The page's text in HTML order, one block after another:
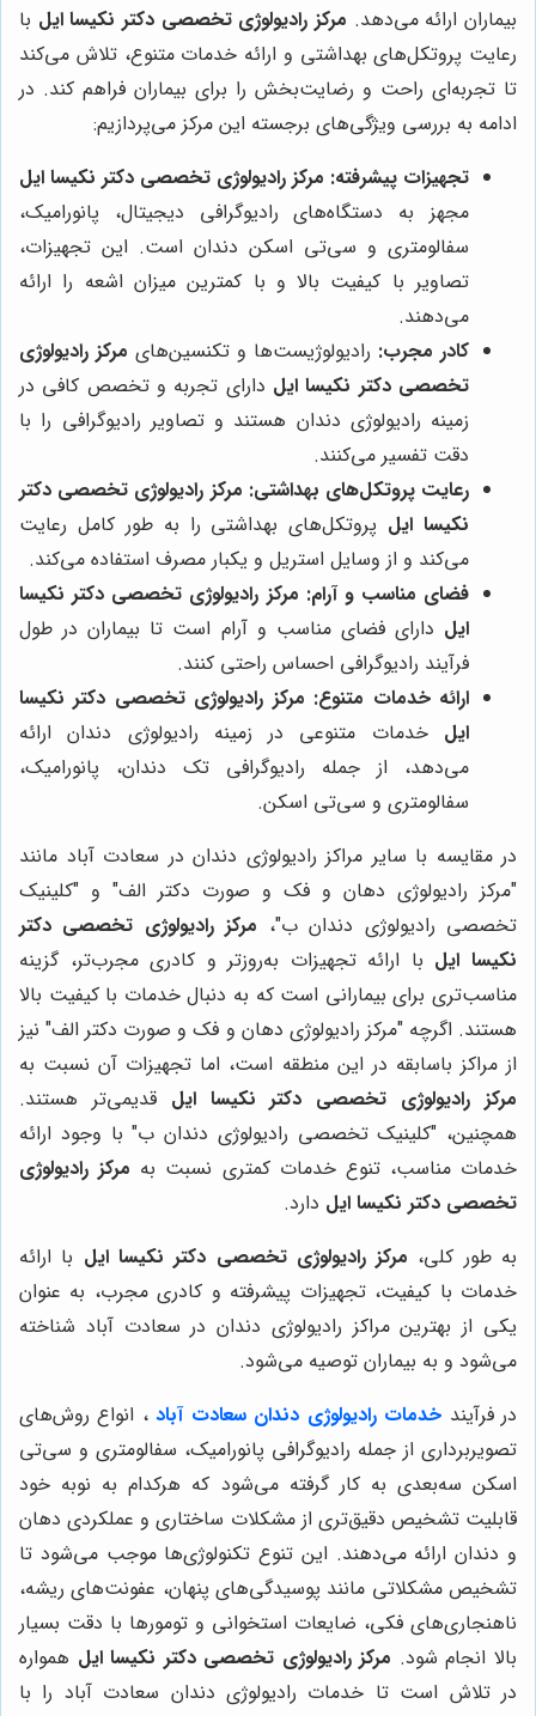
بیماران ارائه می‌دهد. مرکز رادیولوژی تخصصی دکتر نکیسا ایل با
رعایت پروتکل‌های بهداشتی و ارائه خدمات متنوع، تلاش می‌کند
تا تجربه‌ای راحت و رضایت‌بخش را برای بیماران فراهم کند. در
ادامه به بررسی ویژگی‌های برجسته این مرکز می‌پردازیم:
تجهیزات پیشرفته: مرکز رادیولوژی تخصصی دکتر نکیسا ایل
مجهز به دستگاه‌های رادیوگرافی دیجیتال، پانورامیک،
سفالومتری و سی‌تی اسکن دندان است. این تجهیزات،
تصاویر با کیفیت بالا و با کمترین میزان اشعه را ارائه
می‌دهند.
کادر مجرب: رادیولوژیست‌ها و تکنسین‌های مرکز رادیولوژی
تخصصی دکتر نکیسا ایل دارای تجربه و تخصص کافی در
زمینه رادیولوژی دندان هستند و تصاویر رادیوگرافی را با
دقت تفسیر می‌کنند.
رعایت پروتکل‌های بهداشتی: مرکز رادیولوژی تخصصی دکتر
نکیسا ایل پروتکل‌های بهداشتی را به طور کامل رعایت
می‌کند و از وسایل استریل و یکبار مصرف استفاده می‌کند.
فضای مناسب و آرام: مرکز رادیولوژی تخصصی دکتر نکیسا
ایل دارای فضای مناسب و آرام است تا بیماران در طول
فرآیند رادیوگرافی احساس راحتی کنند.
ارائه خدمات متنوع: مرکز رادیولوژی تخصصی دکتر نکیسا
ایل خدمات متنوعی در زمینه رادیولوژی دندان ارائه
می‌دهد، از جمله رادیوگرافی تک دندان، پانورامیک،
سفالومتری و سی‌تی اسکن.
در مقایسه با سایر مراکز رادیولوژی دندان در سعادت آباد مانند
"مرکز رادیولوژی دهان و فک و صورت دکتر الف" و "کلینیک
تخصصی رادیولوژی دندان ب"، مرکز رادیولوژی تخصصی دکتر
نکیسا ایل با ارائه تجهیزات به‌روزتر و کادری مجرب‌تر، گزینه
مناسب‌تری برای بیمارانی است که به دنبال خدمات با کیفیت بالا
هستند. اگرچه "مرکز رادیولوژی دهان و فک و صورت دکتر الف" نیز
از مراکز باسابقه در این منطقه است، اما تجهیزات آن نسبت به
مرکز رادیولوژی تخصصی دکتر نکیسا ایل قدیمی‌تر هستند.
همچنین، "کلینیک تخصصی رادیولوژی دندان ب" با وجود ارائه
خدمات مناسب، تنوع خدمات کمتری نسبت به مرکز رادیولوژی
تخصصی دکتر نکیسا ایل دارد.
به طور کلی، مرکز رادیولوژی تخصصی دکتر نکیسا ایل با ارائه
خدمات با کیفیت، تجهیزات پیشرفته و کادری مجرب، به عنوان
یکی از بهترین مراکز رادیولوژی دندان در سعادت آباد شناخته
می‌شود و به بیماران توصیه می‌شود.
در فرآیند خدمات رادیولوژی دندان سعادت آباد، انواع روش‌های
تصویربرداری از جمله رادیوگرافی پانورامیک، سفالومتری و سی‌تی
اسکن سه‌بعدی به کار گرفته می‌شود که هرکدام به نوبه خود
قابلیت تشخیص دقیق‌تری از مشکلات ساختاری و عملکردی دهان
و دندان ارائه می‌دهند. این تنوع تکنولوژی‌ها موجب می‌شود تا
تشخیص مشکلاتی مانند پوسیدگی‌های پنهان، عفونت‌های ریشه،
ناهنجاری‌های فکی، ضایعات استخوانی و تومورها با دقت بسیار
بالا انجام شود. مرکز رادیولوژی تخصصی دکتر نکیسا ایل همواره
در تلاش است تا خدمات رادیولوژی دندان سعادت آباد را با